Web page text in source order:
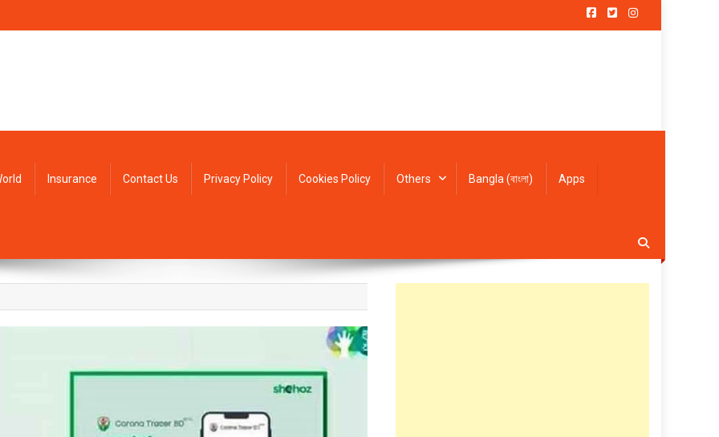
Insurance Contact Us Privacy Policy Cookies Policy Others Bangla (বাংলা) Apps